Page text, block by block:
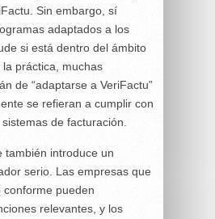
Sin embargo, sí
adaptados a los
si está dentro del ámbito
práctica, muchas
de “adaptarse a VeriFactu”
se refieran a cumplir con
de facturación.
también introduce un
serio. Las empresas que
pueden
relevantes, y los